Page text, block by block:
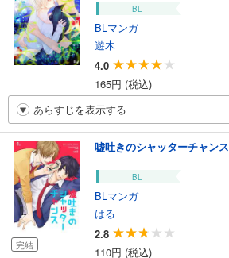
BL
BLマンガ
遊木
4.0
165円 (税込)
あらすじを表示する
完結
嘘吐きのシャッターチャンス
BL
BLマンガ
はる
2.8
110円 (税込)